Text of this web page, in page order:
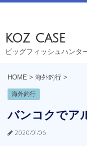
koz case
ビッグフィッシュハンタ
HOME > 海外釣行 >
海外釣行
バンコクでア
2020/01/06